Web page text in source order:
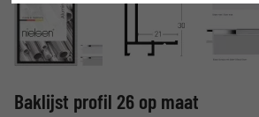
Baklijst profil 26 op maat